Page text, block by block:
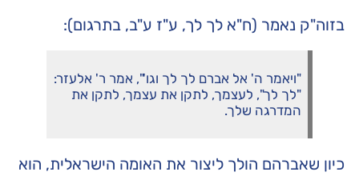
בזוה"ק נאמר (ח"א לך לך, ע"ז ע"ב, בתרגום):
"ויאמר ה' אל אברם לך לך וגו'", אמר ר' אלעזר:
"לך לך", לעצמך, לתקן את עצמך, לתקן את
המדרגה שלך.
כיון שאברהם הולך ליצור את האומה הישראלית, הוא